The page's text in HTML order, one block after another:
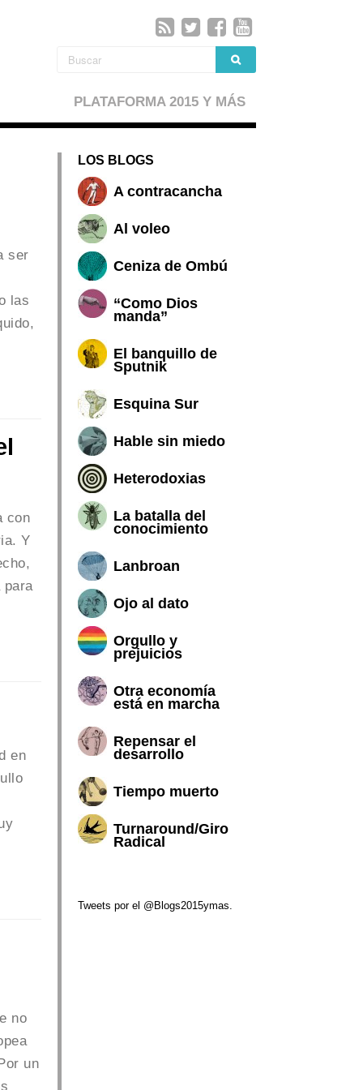
PLATAFORMA 2015 Y MÁS
ser
las
con
Y
para
en
no
un
LOS BLOGS
A contracancha
Al voleo
Ceniza de Ombú
“Como Dios
manda”
El banquillo de
Sputnik
Esquina Sur
Hable sin miedo
Heterodoxias
La batalla del
conocimiento
Lanbroan
Ojo al dato
Orgullo y
prejuicios
Otra economía
está en marcha
Repensar el
desarrollo
Tiempo muerto
Turnaround/Giro
Radical
Tweets por el @Blogs2015ymas.